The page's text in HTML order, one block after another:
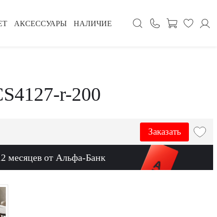
АКСЕССУАРЫ НАЛИЧИЕ
r-200
Заказать
месяцев от Альфа-Банк